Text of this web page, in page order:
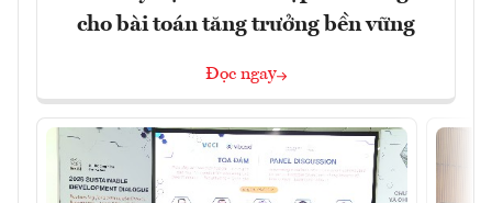
cho bài toán tăng trưởng bền vững
Đọc ngay